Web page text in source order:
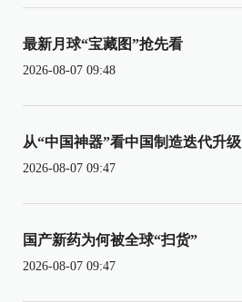
最新月球“宝藏图”抢先看
2026-08-07 09:48
从“中国神器”看中国制造迭代升级
2026-08-07 09:47
国产新药为何被全球“扫货”
2026-08-07 09:47